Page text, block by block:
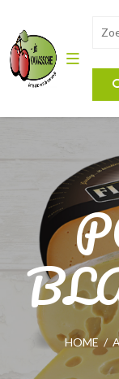
HOME /